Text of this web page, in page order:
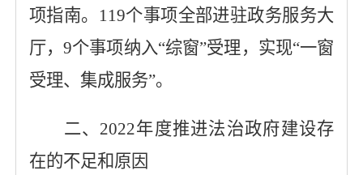
项指南。 119个事项全部进驻政务服务大
厅，9个事项纳入“综窗”受理，实现“一窗
受理、集成服务”。
二、 2022年度推进法治政府建设存
在的不足和原因